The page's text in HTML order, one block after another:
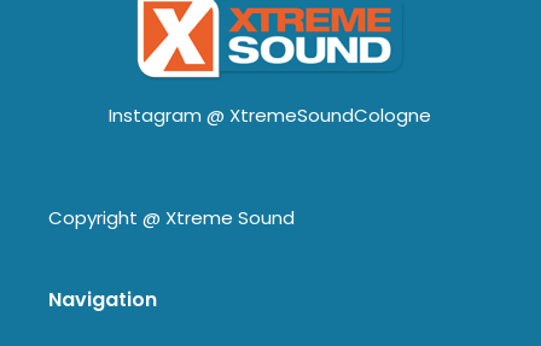
Instagram @ XtremeSoundCologne
Copyright @ Xtreme Sound
Navigation